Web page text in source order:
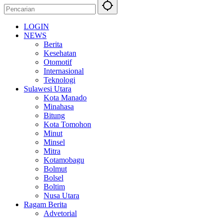
LOGIN
NEWS
Berita
Kesehatan
Otomotif
Internasional
Teknologi
Sulawesi Utara
Kota Manado
Minahasa
Bitung
Kota Tomohon
Minut
Minsel
Mitra
Kotamobagu
Bolmut
Bolsel
Boltim
Nusa Utara
Ragam Berita
Advetorial